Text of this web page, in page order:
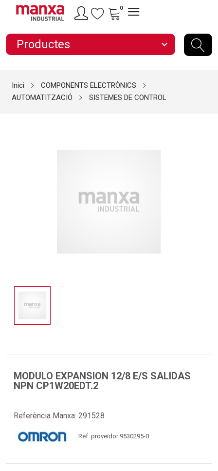
0
Productes expand_more
Inici
COMPONENTS ELECTRÒNICS
AUTOMATITZACIÓ
SISTEMES DE CONTROL
MODULO EXPANSION 12/8 E/S SALIDAS
NPN CP1W20EDT.2
Referència Manxa: 291528
Ref. proveïdor 9530295-0